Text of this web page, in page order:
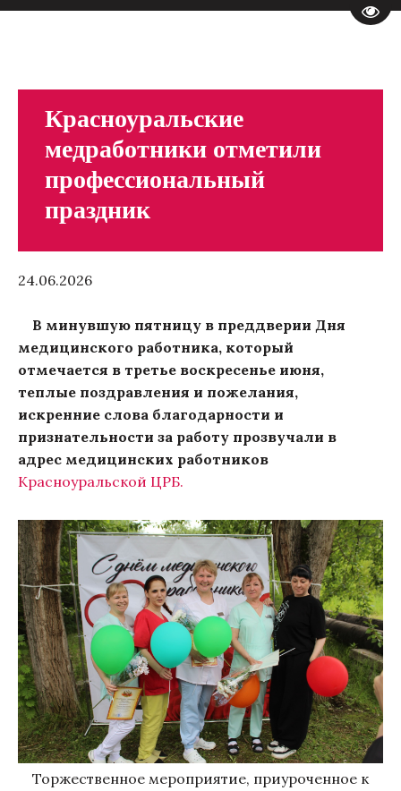
Красноуральские
медработники отметили
профессиональный
праздник
24.06.2026
В минувшую пятницу в преддверии Дня
медицинского работника, который
отмечается в третье воскресенье июня,
теплые поздравления и пожелания,
искренние слова благодарности и
признательности за работу прозвучали в
адрес медицинских работников
Красноуральской ЦРБ.
Торжественное мероприятие, приуроченное к